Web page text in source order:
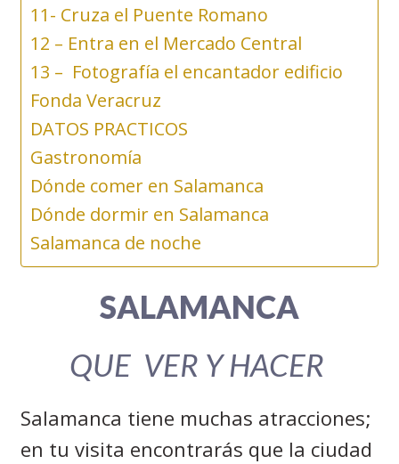
11- Cruza el Puente Romano
12 – Entra en el Mercado Central
13 – Fotografía el encantador edificio
Fonda Veracruz
DATOS PRACTICOS
Gastronomía
Dónde comer en Salamanca
Dónde dormir en Salamanca
Salamanca de noche
SALAMANCA
QUE VER Y HACER
Salamanca tiene muchas atracciones;
en tu visita encontrarás que la ciudad